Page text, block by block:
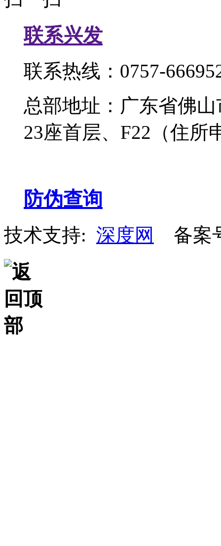
联系兴发
联系热线：0757-
总部地址：广东省佛
23座首层、F22（住所
防伪查询
技术支持: 深度网 备案